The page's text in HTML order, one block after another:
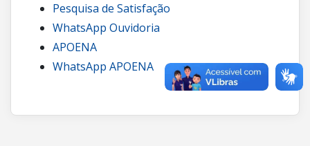
Pesquisa de Satisfação
WhatsApp Ouvidoria
APOENA
WhatsApp APOENA